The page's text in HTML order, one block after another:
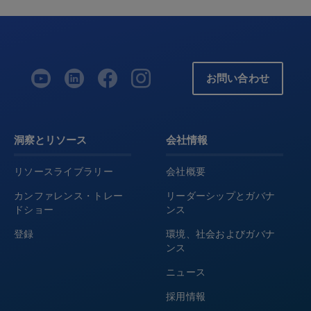
お問い合わせ
洞察とリソース
リソースライブラリー
カンファレンス・トレー
ドショー
登録
会社情報
会社概要
リーダーシップとガバナ
ンス
環境、社会およびガバナ
ンス
ニュース
採用情報